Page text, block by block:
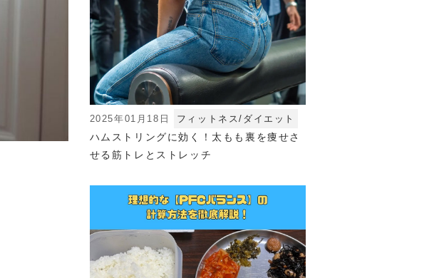
2025年01月18日 フィットネス/ダイエット
ハムストリングに効く！太もも裏を痩せさ
せる筋トレとストレッチ